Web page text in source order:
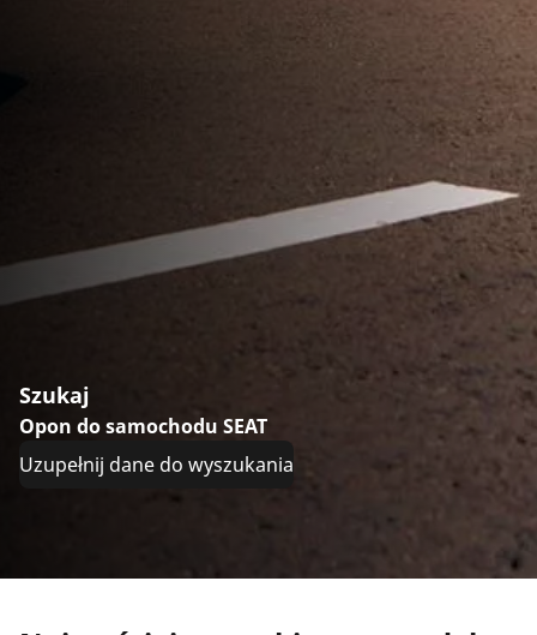
Szukaj
Opon do samochodu SEAT
Uzupełnij dane do wyszukania